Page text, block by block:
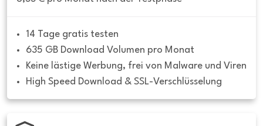
14 Tage gratis testen
635 GB Download Volumen pro Monat
Keine lästige Werbung, frei von Malware und Viren
High Speed Download & SSL-Verschlüsselung